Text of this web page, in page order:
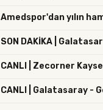
Amedspor'dan yılın
SON DAKİKA |
CANLI | Zecorner
CANLI | Galatasaray -